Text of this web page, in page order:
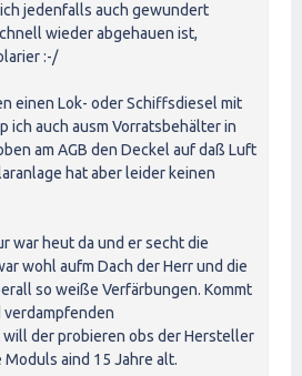
jedenfalls auch gewundert
wieder abgehauen ist,
:-/
einen Lok- oder Schiffsdiesel mit
ich auch ausm Vorratsbehälter in
am AGB den Deckel auf daß Luft
hat aber leider keinen
war heut da und er secht die
wohl aufm Dach der Herr und die
so weiße Verfärbungen. Kommt
der probieren obs der Hersteller
aind 15 Jahre alt.